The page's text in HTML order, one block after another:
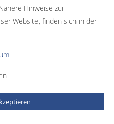
umgesetzt mitQUIQQER
Hinweise zur
Website, finden sich in der